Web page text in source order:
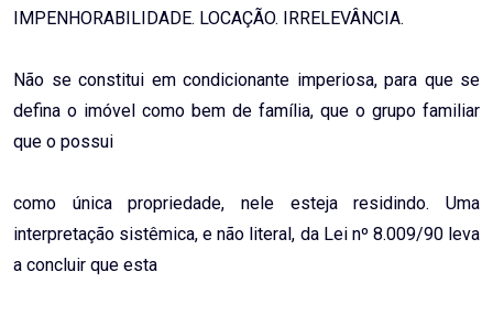
IMPENHORABILIDADE. LOCAÇÃO. IRRELEVÂNCIA.
Não se constitui em condicionante imperiosa, para que se
defina o imóvel como bem de família, que o grupo familiar
que o possui
como única propriedade, nele esteja residindo. Uma
interpretação sistêmica, e não literal, da Lei nº 8.009/90 leva
a concluir que esta